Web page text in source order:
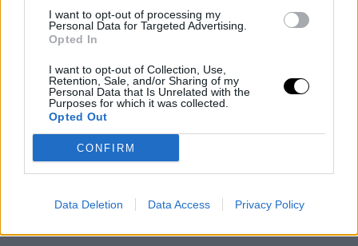
I want to opt-out of processing my
Personal Data for Targeted Advertising.
Opted In
I want to opt-out of Collection, Use,
Retention, Sale, and/or Sharing of my
Personal Data that Is Unrelated with the
Purposes for which it was collected.
Opted Out
CONFIRM
Data Deletion Data Access Privacy Policy
"Isten Katonája" korábban két Dirty Boxing bunyót is
Hyltont finiselte márciusban. Ez a mostani már a
negyedik győzelme zsinórban, különféle küzdősport
stílusokban.
Romero a gála végén elmondta, hogy
hogy megmérkőzzön a BKFC cirkálósúlyú bajnoki